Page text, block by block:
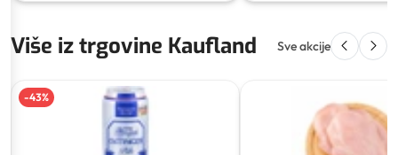
Više iz trgovine Kaufland Sve akcije
-43%